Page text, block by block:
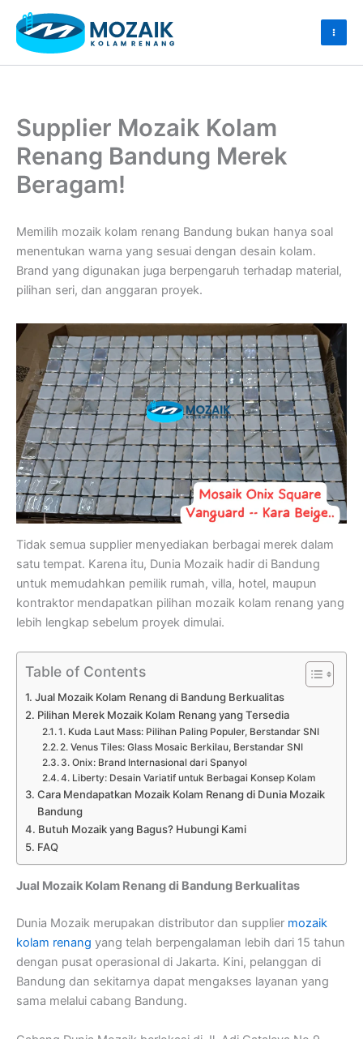
content
Supplier Mozaik Kolam
Renang Bandung Merek
Beragam!
Memilih mozaik kolam renang Bandung bukan hanya soal
menentukan warna yang sesuai dengan desain kolam.
Brand yang digunakan juga berpengaruh terhadap material,
pilihan seri, dan anggaran proyek.
Tidak semua supplier menyediakan berbagai merek dalam
satu tempat. Karena itu, Dunia Mozaik hadir di Bandung
untuk memudahkan pemilik rumah, villa, hotel, maupun
kontraktor mendapatkan pilihan mozaik kolam renang yang
lebih lengkap sebelum proyek dimulai.
Table of Contents
Jual Mozaik Kolam Renang di Bandung Berkualitas
Pilihan Merek Mozaik Kolam Renang yang Tersedia
1. Kuda Laut Mass: Pilihan Paling Populer, Berstandar SNI
2. Venus Tiles: Glass Mosaic Berkilau, Berstandar SNI
3. Onix: Brand Internasional dari Spanyol
4. Liberty: Desain Variatif untuk Berbagai Konsep Kolam
Cara Mendapatkan Mozaik Kolam Renang di Dunia Mozaik
Bandung
Butuh Mozaik yang Bagus? Hubungi Kami
FAQ
Jual Mozaik Kolam Renang di Bandung Berkualitas
Dunia Mozaik merupakan distributor dan supplier mozaik
kolam renang yang telah berpengalaman lebih dari 15 tahun
dengan pusat operasional di Jakarta. Kini, pelanggan di
Bandung dan sekitarnya dapat mengakses layanan yang
sama melalui cabang Bandung.